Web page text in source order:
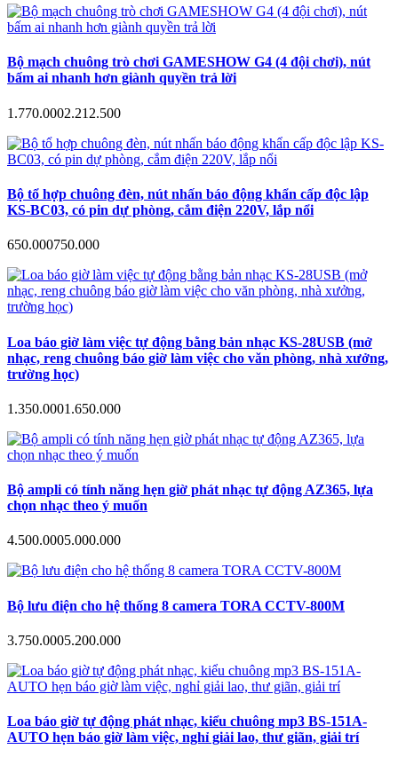
Bộ mạch chuông trò chơi GAMESHOW G4 (4 đội chơi), nút
bấm ai nhanh hơn giành quyền trả lời
1.770.0002.212.500
Bộ tổ hợp chuông đèn, nút nhấn báo động khẩn cấp độc lập
KS-BC03, có pin dự phòng, cắm điện 220V, lắp nổi
650.000750.000
Loa báo giờ làm việc tự động bằng bản nhạc KS-28USB (mở
nhạc, reng chuông báo giờ làm việc cho văn phòng, nhà xưởng,
trường học)
1.350.0001.650.000
Bộ ampli có tính năng hẹn giờ phát nhạc tự động AZ365, lựa
chọn nhạc theo ý muốn
4.500.0005.000.000
Bộ lưu điện cho hệ thống 8 camera TORA CCTV-800M
3.750.0005.200.000
Loa báo giờ tự động phát nhạc, kiểu chuông mp3 BS-151A-
AUTO hẹn báo giờ làm việc, nghỉ giải lao, thư giãn, giải trí